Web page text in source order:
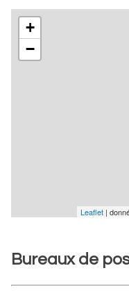
+
−
Leaflet |
Bureaux de